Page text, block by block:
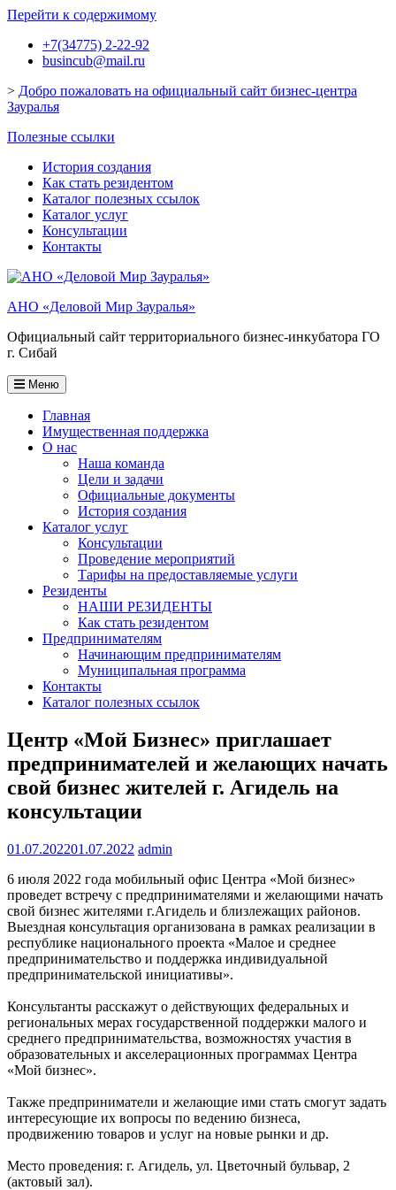
Перейти к содержимому
+7(34775) 2-22-92
busincub@mail.ru
> Добро пожаловать на официальный сайт бизнес-центра
Зауралья
Полезные ссылки
История создания
Как стать резидентом
Каталог полезных ссылок
Каталог услуг
Консультации
Контакты
АНО «Деловой Мир Зауралья»
Официальный сайт территориального бизнес-инкубатора ГО
г. Сибай
Меню
Главная
Имущественная поддержка
О нас
Наша команда
Цели и задачи
Официальные документы
История создания
Каталог услуг
Консультации
Проведение мероприятий
Тарифы на предоставляемые услуги
Резиденты
НАШИ РЕЗИДЕНТЫ
Как стать резидентом
Предпринимателям
Начинающим предпринимателям
Муниципальная программа
Контакты
Каталог полезных ссылок
Центр «Мой Бизнес» приглашает
предпринимателей и желающих начать
свой бизнес жителей г. Агидель на
консультации
01.07.202201.07.2022 admin
6 июля 2022 года мобильный офис Центра «Мой бизнес»
проведет встречу с предпринимателями и желающими начать
свой бизнес жителями г.Агидель и близлежащих районов.
Выездная консультация организована в рамках реализации в
республике национального проекта «Малое и среднее
предпринимательство и поддержка индивидуальной
предпринимательской инициативы».
Консультанты расскажут о действующих федеральных и
региональных мерах государственной поддержки малого и
среднего предпринимательства, возможностях участия в
образовательных и акселерационных программах Центра
«Мой бизнес».
Также предприниматели и желающие ими стать смогут задать
интересующие их вопросы по ведению бизнеса,
продвижению товаров и услуг на новые рынки и др.
Место проведения: г. Агидель, ул. Цветочный бульвар, 2
(актовый зал).